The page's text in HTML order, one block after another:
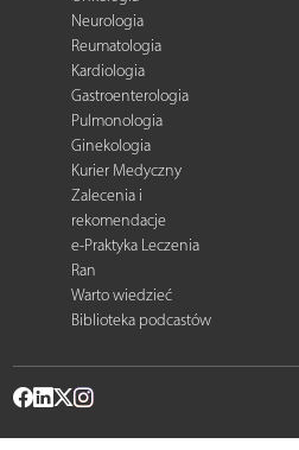
Neurologia
Reumatologia
Kardiologia
Gastroenterologia
Pulmonologia
Ginekologia
Kurier Medyczny
Zalecenia i
rekomendacje
e-Praktyka Leczenia
Ran
Warto wiedzieć
Biblioteka podcastów